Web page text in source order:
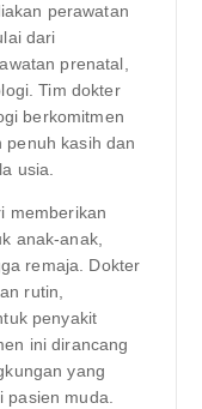
perawatan
dari
prenatal,
Tim dokter
berkomitmen
penuh kasih dan
usia.
memberikan
anak-anak,
remaja. Dokter
rutin,
penyakit
ini dirancang
yang
pasien muda.